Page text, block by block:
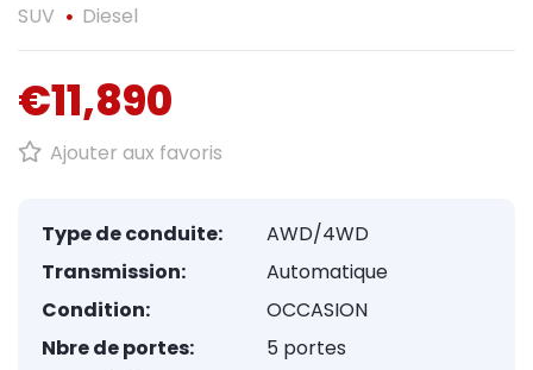
SUV Diesel
€11,890
Ajouter aux favoris
Type de conduite:
AWD/4WD
Transmission:
Automatique
Condition:
OCCASION
Nbre de portes:
5 portes